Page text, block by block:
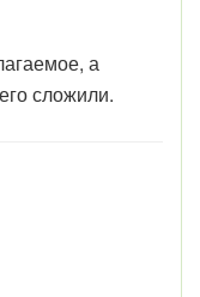
а
сложили.